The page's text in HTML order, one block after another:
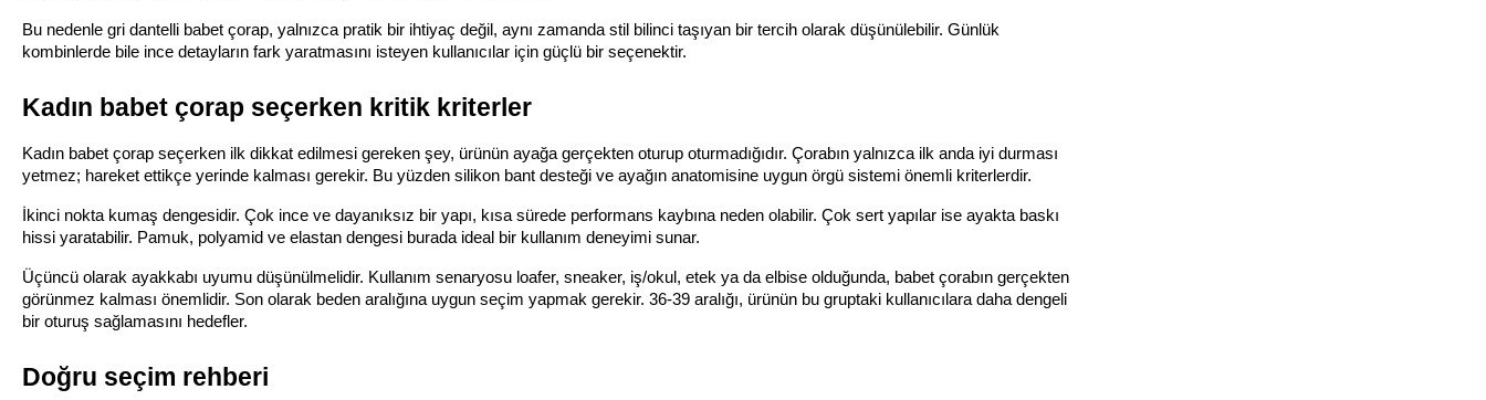
Bu nedenle gri dantelli babet çorap, yalnızca pratik bir ihtiyaç değil, aynı zamanda stil bilinci taşıyan bir tercih olarak düşünülebilir. Günlük
kombinlerde bile ince detayların fark yaratmasını isteyen kullanıcılar için güçlü bir seçenektir.
Kadın babet çorap seçerken kritik kriterler
Kadın babet çorap seçerken ilk dikkat edilmesi gereken şey, ürünün ayağa gerçekten oturup oturmadığıdır. Çorabın yalnızca ilk anda iyi durması
yetmez; hareket ettikçe yerinde kalması gerekir. Bu yüzden silikon bant desteği ve ayağın anatomisine uygun örgü sistemi önemli kriterlerdir.
İkinci nokta kumaş dengesidir. Çok ince ve dayanıksız bir yapı, kısa sürede performans kaybına neden olabilir. Çok sert yapılar ise ayakta baskı
hissi yaratabilir. Pamuk, polyamid ve elastan dengesi burada ideal bir kullanım deneyimi sunar.
Üçüncü olarak ayakkabı uyumu düşünülmelidir. Kullanım senaryosu loafer, sneaker, iş/okul, etek ya da elbise olduğunda, babet çorabın gerçekten
görünmez kalması önemlidir. Son olarak beden aralığına uygun seçim yapmak gerekir. 36-39 aralığı, ürünün bu gruptaki kullanıcılara daha dengeli
bir oturuş sağlamasını hedefler.
Doğru seçim rehberi